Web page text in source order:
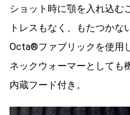
ショット時に顎を入れ込む
トレスもなく、もたつかな
Octa®ファブリックを使用
ネックウォーマーとしても
内蔵フード付き。